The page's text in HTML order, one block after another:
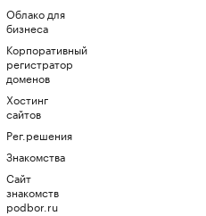
Облако для
бизнеса
Корпоративный
регистратор
доменов
Хостинг
сайтов
Рег.решения
Знакомства
Сайт
знакомств
podbor.ru